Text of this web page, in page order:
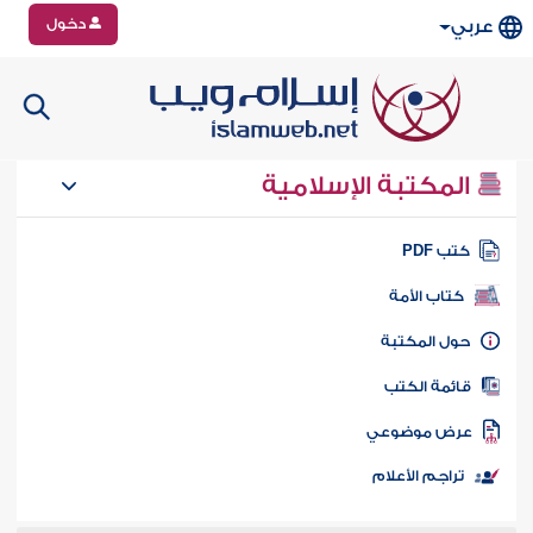
عربي دخول
المكتبة الإسلامية
كتب PDF
كتاب الأمة
المكتبة
الكتب
موضوعي